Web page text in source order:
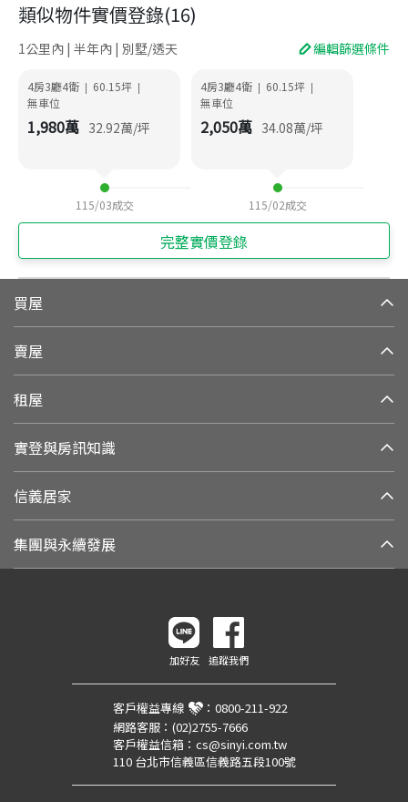
類似物件實價登錄(16)
1公里內 | 半年內 | 別墅/透天 編輯篩選條件
4房3廳4衛 | 60.15坪 |
無車位
1,980萬 32.92萬/坪
115/03成交
4房3廳4衛 | 60.15坪 |
無車位
2,050萬 34.08萬/坪
115/02成交
完整實價登錄
買屋
賣屋
租屋
實登與房訊知識
信義居家
集團與永續發展
加好友 追蹤我們
客戶權益專線 ： 0800-211-922
網路客服： (02)2755-7666
客戶權益信箱： cs@sinyi.com.tw
110 台北市信義區信義路五段100號